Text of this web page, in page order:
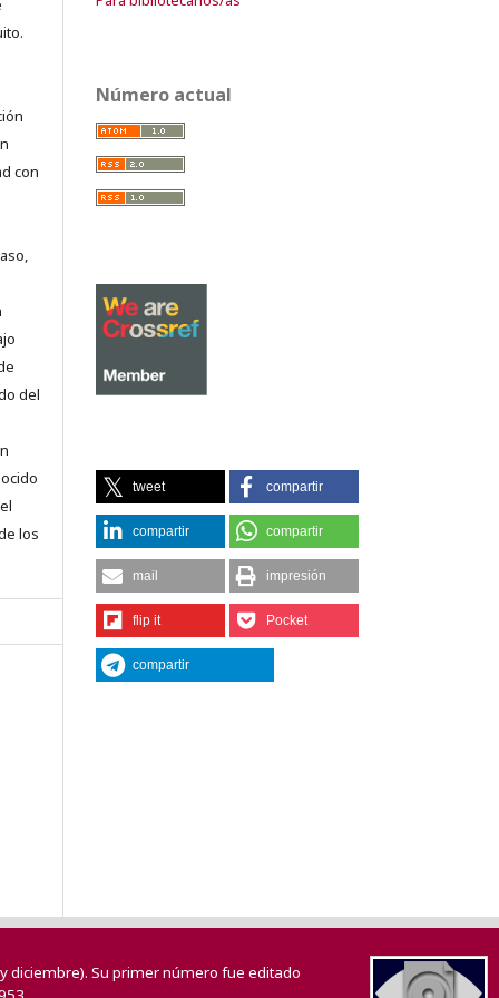
con
del
los
Número actual
tweet compartir
compartir compartir
mail impresión
flip it Pocket
compartir
diciembre). Su primer número fue editado